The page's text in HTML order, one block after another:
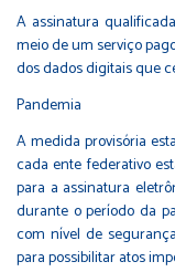
A assinatura
meio de um serviço
dos dados digitais que
Pandemia
A medida provisória
cada ente federativo
para a assinatura
durante o período da
com nível de
para possibilitar atos